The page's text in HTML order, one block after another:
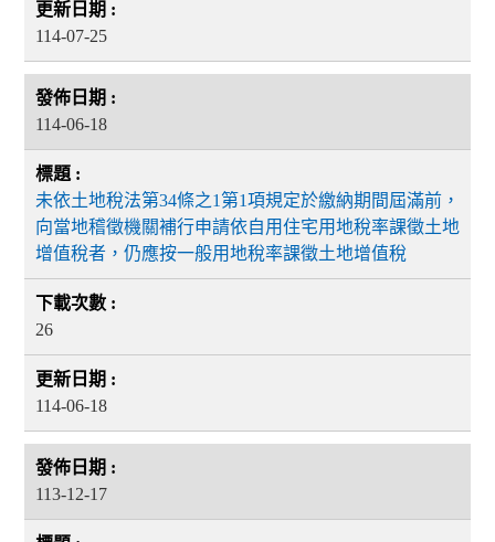
114-07-25
114-06-18
未依土地稅法第34條之1第1項規定於繳納期間屆滿前，
向當地稽徵機關補行申請依自用住宅用地稅率課徵土地
增值稅者，仍應按一般用地稅率課徵土地增值稅
26
114-06-18
113-12-17